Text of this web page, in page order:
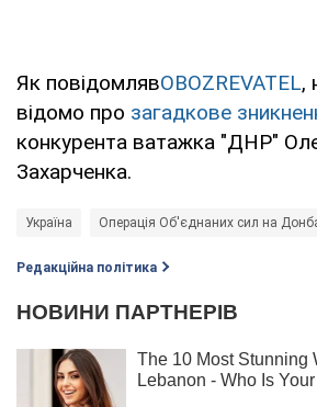
Як повідомлявOBOZREVATEL,
відомо про загадкове
конкурента ватажка "ДНР"
Захарченка.
Україна Операція Об'єднаних сил на
Редакційна політика